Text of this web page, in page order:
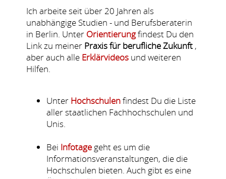
Ich arbeite seit über 20 Jahren als
unabhängige Studien - und Berufsberaterin
in Berlin. Unter Orientierungfindest Du den
Link zu meiner Praxis für berufliche Zukunft ,
aber auch alle Erklärvideos und weiteren
Hilfen.
Unter Hochschulenfindest Du die Liste
aller staatlichen Fachhochschulen und
Unis.
Bei Infotage geht es um die
Informationsveranstaltungen, die die
Hochschulen bieten. Auch gibt es eine